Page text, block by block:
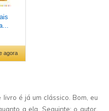
é já um clássico. Bom, eu
a ela. Seguinte: o autor,